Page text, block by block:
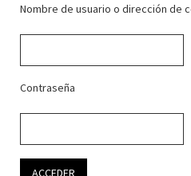
Nombre de usuario o dirección de
Contraseña